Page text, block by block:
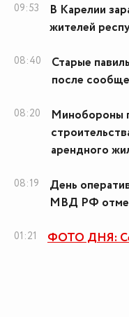
09:53
В Карелии
жителей
08:40
Старые
после
08:20
Минобороны
арендного
08:19
День
МВД РФ
01:21 ФОТО ДНЯ: